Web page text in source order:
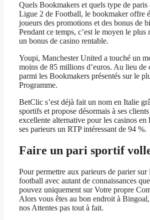
Quels Bookmakers et quels type de
Ligue 2 de Football, le bookmaker offre
joueurs des promotions et des bonus de
Pendant ce temps, c’est le moyen le plus
un bonus de casino rentable.
Youpi, Manchester United a touché un
moins de 85 millions d’euros. Au lieu de
parmi les Bookmakers présentés sur le
Programme.
BetClic s’est déjà fait un nom en Italie
sportifs et propose désormais à ses
excellente alternative pour les casinos en
ses parieurs un RTP intéressant de 94 %.
Faire un pari sportif
Pour permettre aux parieurs de parier sur
football avec autant de connaissances
pouvez uniquement sur Votre propre
Alors vous êtes au bon endroit à
nos Attentes pas tout à fait.